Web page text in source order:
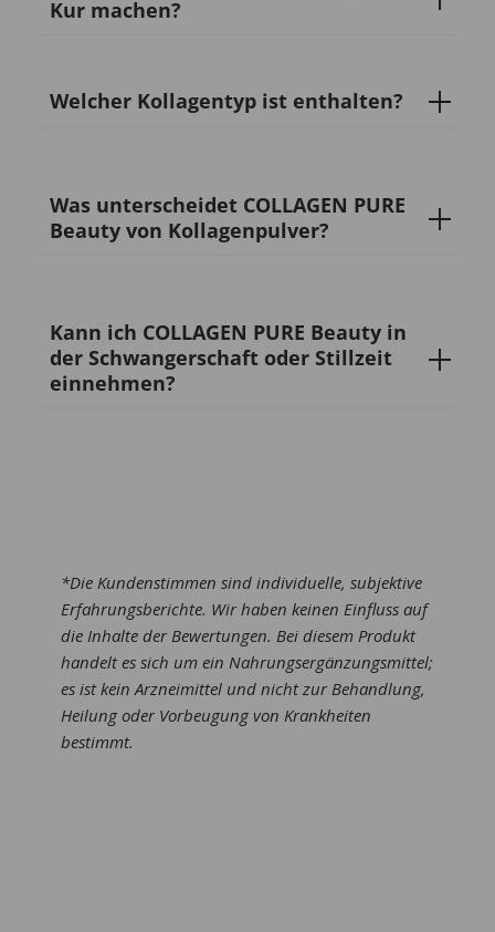
Kur machen?
Welcher Kollagentyp ist enthalten?
Was unterscheidet COLLAGEN PURE
Beauty von Kollagenpulver?
Kann ich COLLAGEN PURE Beauty in
der Schwangerschaft oder Stillzeit
einnehmen?
*Die Kundenstimmen sind individuelle, subjektive
Erfahrungsberichte. Wir haben keinen Einfluss auf
die Inhalte der Bewertungen. Bei diesem Produkt
handelt es sich um ein Nahrungsergänzungsmittel;
es ist kein Arzneimittel und nicht zur Behandlung,
Heilung oder Vorbeugung von Krankheiten
bestimmt.